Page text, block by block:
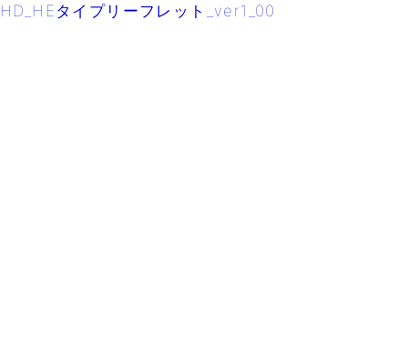
HD_HEタイプリーフレット_ver1_00